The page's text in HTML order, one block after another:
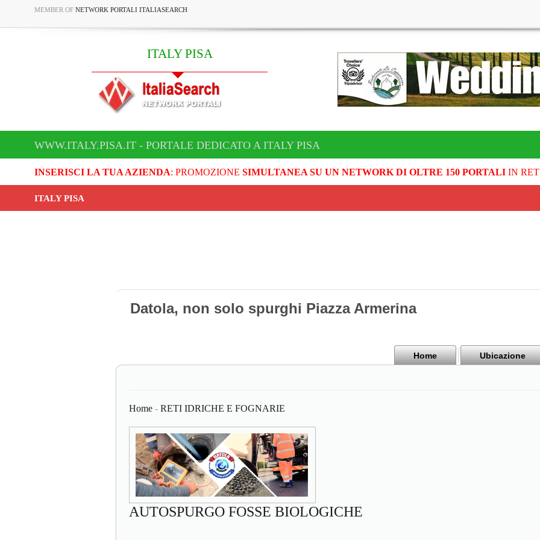
MEMBER OF NETWORK PORTALI ITALIASEARCH
ITALY PISA
WWW.ITALY.PISA.IT - PORTALE DEDICATO A ITALY PISA
INSERISCI LA TUA AZIENDA: PROMOZIONE SIMULTANEA SU UN NETWORK DI OLTRE 150 PORTALIIN
ITALY PISA
Datola, non solo spurghi Piazza Armerina
Home Ubicazione
Home - RETI IDRICHE E FOGNARIE
AUTOSPURGO FOSSE BIOLOGICHE